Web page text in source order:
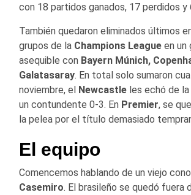
con 18 partidos ganados, 17 perdidos y
También quedaron eliminados últimos
grupos de la Champions League en un
asequible con Bayern Múnich,
Galatasaray. En total solo sumaron
noviembre, el Newcastle les echó de la
un contundente 0-3. En Premier, se
la pelea por el título demasiado
El equipo
Comencemos hablando de un viejo
Casemiro. El brasileño se quedó fuera